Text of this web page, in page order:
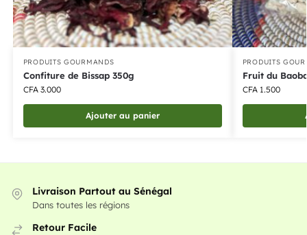
PRODUITS GOURMANDS
Confiture de Bissap 350g
CFA3.000
Ajouter au panier
PRODUITS
Fruit du
CFA1.500
Livraison Partout au Sénégal
Dans toutes les régions
Retour Facile